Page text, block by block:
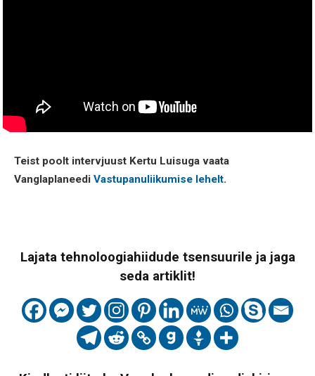
Teist poolt intervjuust Kertu Luisuga vaata
Vanglaplaneedi Vastupanuliikumise lehelt.
Lajata tehnoloogiahiidude tsensuurile ja jaga
seda artiklit!